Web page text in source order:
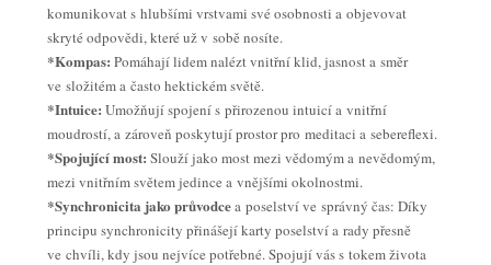
komunikovat s hlubšími vrstvami své osobnosti a objevovat
skryté odpovědi, které už v sobě nosíte.
*Kompas: Pomáhají lidem nalézt vnitřní klid, jasnost a směr
ve složitém a často hektickém světě.
*Intuice: Umožňují spojení s přirozenou intuicí a vnitřní
moudrostí, a zároveň poskytují prostor pro meditaci a sebereflexi.
*Spojující most: Slouží jako most mezi vědomým a nevědomým,
mezi vnitřním světem jedince a vnějšími okolnostmi.
*Synchronicita jako průvodcea poselství ve správný čas: Díky
principu synchronicity přinášejí karty poselství a rady přesně
ve chvíli, kdy jsou nejvíce potřebné. Spojují vás s tokem života